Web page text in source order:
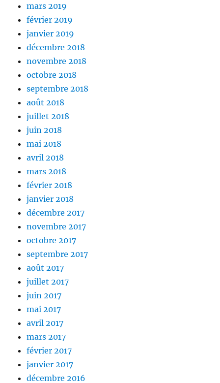
mars 2019
février 2019
janvier 2019
décembre 2018
novembre 2018
octobre 2018
septembre 2018
août 2018
juillet 2018
juin 2018
mai 2018
avril 2018
mars 2018
février 2018
janvier 2018
décembre 2017
novembre 2017
octobre 2017
septembre 2017
août 2017
juillet 2017
juin 2017
mai 2017
avril 2017
mars 2017
février 2017
janvier 2017
décembre 2016